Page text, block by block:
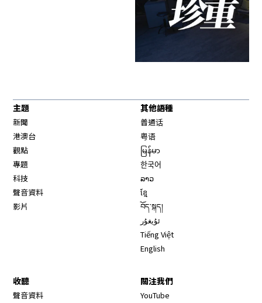
主題
新聞
港澳台
觀點
專題
科技
聲音資料
影片
其他語種
普通话
粤语
မြန်မာ
한국어
ລາວ
ខ្មែ
བོད་སྐད།
ئۇيغۇر
Tiếng Việt
English
收聽
聲音資料
關注我們
YouTube